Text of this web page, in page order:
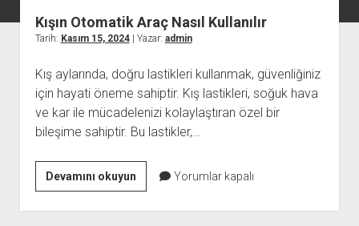
Kışın Otomatik Araç Nasıl Kullanılır
Tarih: Kasım 15, 2024| Yazar: admin
Kış aylarında, doğru lastikleri kullanmak, güvenliğiniz
için hayati öneme sahiptir. Kış lastikleri, soğuk hava
ve kar ile mücadelenizi kolaylaştıran özel bir
bileşime sahiptir. Bu lastikler,…
Devamını okuyunKışın
Otomatik
Araç
Yorumlar kapalı